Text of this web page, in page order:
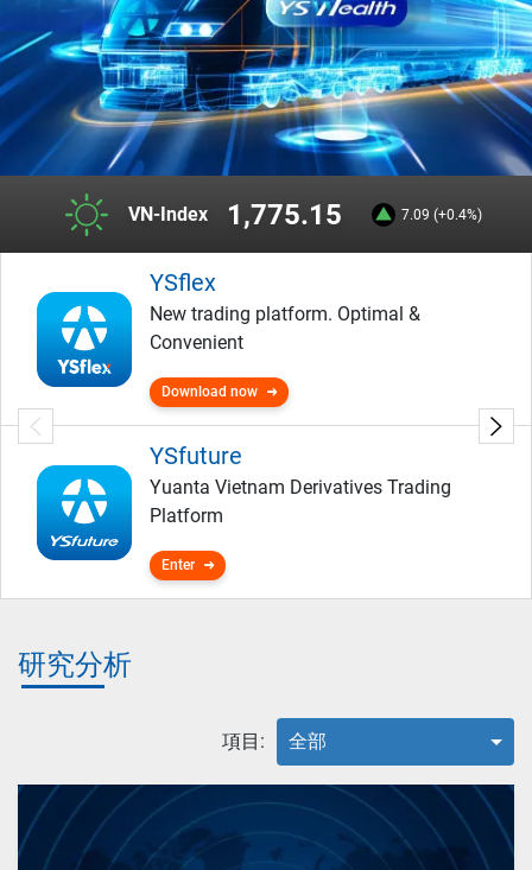
VN-Index 1,775.15 7.09 (+0.4%)
YSflex
New trading platform. Optimal &
Convenient
Download now
YSfuture
Yuanta Vietnam Derivatives Trading
Platform
Enter
研究分析
項目: 全部